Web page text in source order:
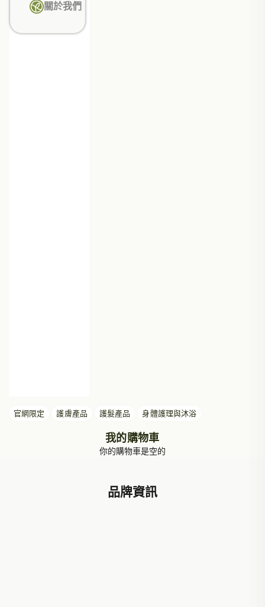
關於我們
官網限定 護膚產品 護髮產品 身體護理與沐浴
我的購物車
你的購物車是空的
品牌資訊